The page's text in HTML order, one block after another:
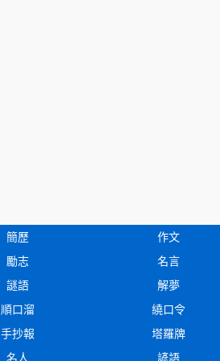
簡歷 作文
勵志 名言
謎語 解夢
順口溜 繞口令
手抄報 塔羅牌
名人 諺語